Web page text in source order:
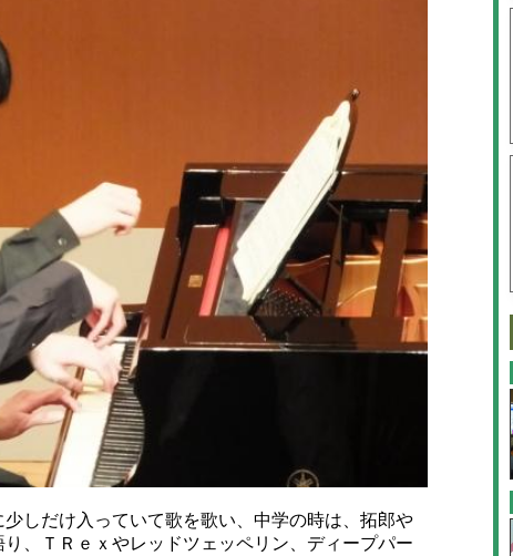
しだけ入っていて歌を歌い、中学の時は、拓郎や
、ＴＲｅｘやレッドツェッペリン、ディープパー